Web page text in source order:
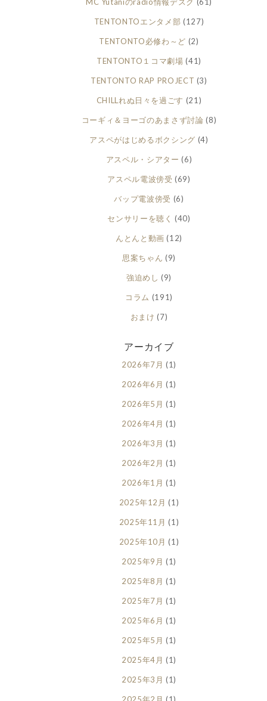
TENTONTOエンタメ部 (127)
TENTONTO必修わ～ど (2)
TENTONTO１コマ劇場 (41)
TENTONTO RAP PROJECT (3)
CHILLれぬ日々を過ごす (21)
コーギィ＆ヨーゴのあまさず討論 (8)
アスペがはじめるボクシング (4)
アスペル・シアター (6)
アスペル電波傍受 (69)
バップ電波傍受 (6)
センサリーを聴く (40)
んとんと動画 (12)
思案ちゃん (9)
強迫めし (9)
コラム (191)
おまけ (7)
アーカイブ
2026年7月 (1)
2026年6月 (1)
2026年5月 (1)
2026年4月 (1)
2026年3月 (1)
2026年2月 (1)
2026年1月 (1)
2025年12月 (1)
2025年11月 (1)
2025年10月 (1)
2025年9月 (1)
2025年8月 (1)
2025年7月 (1)
2025年6月 (1)
2025年5月 (1)
2025年4月 (1)
2025年3月 (1)